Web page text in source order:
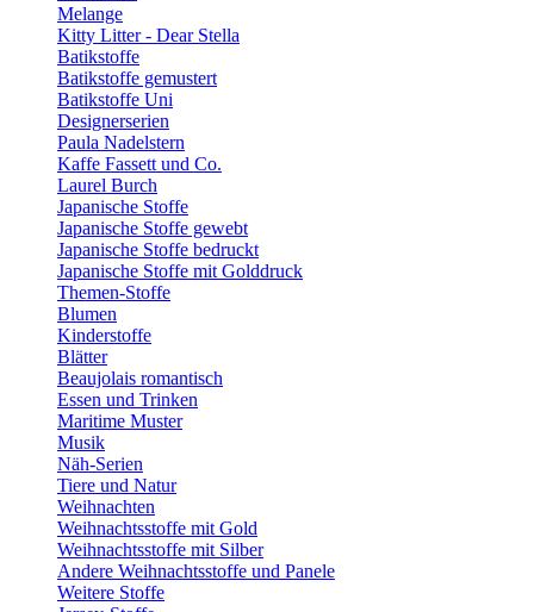
Melange
Kitty Litter - Dear Stella
Batikstoffe
Batikstoffe gemustert
Batikstoffe Uni
Designerserien
Paula Nadelstern
Kaffe Fassett und Co.
Laurel Burch
Japanische Stoffe
Japanische Stoffe gewebt
Japanische Stoffe bedruckt
Japanische Stoffe mit Golddruck
Themen-Stoffe
Blumen
Kinderstoffe
Blätter
Beaujolais romantisch
Essen und Trinken
Maritime Muster
Musik
Näh-Serien
Tiere und Natur
Weihnachten
Weihnachtsstoffe mit Gold
Weihnachtsstoffe mit Silber
Andere Weihnachtsstoffe und Panele
Weitere Stoffe